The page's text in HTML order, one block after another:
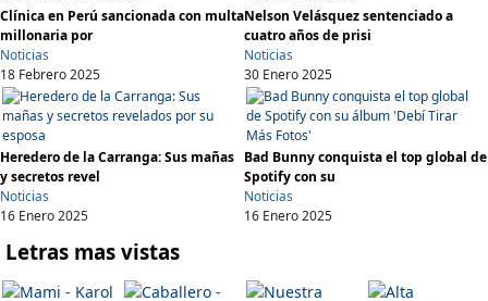
Clínica en Perú sancionada con multa
millonaria por
Noticias
18 Febrero 2025
Nelson Velásquez sentenciado a
cuatro años de prisi
Noticias
30 Enero 2025
Heredero de la Carranga: Sus mañas
y secretos revel
Noticias
16 Enero 2025
Bad Bunny conquista el top global de
Spotify con su
Noticias
16 Enero 2025
Letras mas vistas